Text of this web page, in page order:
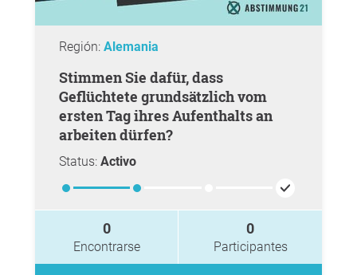
Región: Alemania
Stimmen Sie dafür, dass
Geflüchtete grundsätzlich vom
ersten Tag ihres Aufenthalts an
arbeiten dürfen?
Status: Activo
0
Encontrarse
0
Participantes